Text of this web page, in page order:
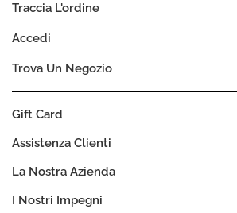
La Nostra Azienda
I Nostri Impegni
Assistenza Clienti
Gift Card
Traccia L'ordine
Accedi
Trova Un Negozio